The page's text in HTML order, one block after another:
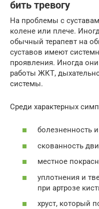
бить тревогу
На проблемы с
колене или плече.
обычный терапевт на
суставов имеют
проявления. Иногда
работы ЖКТ,
системы.
Среди характерных
болезненность
скованность
местное
уплотнения и
при артрозе
хруст, который